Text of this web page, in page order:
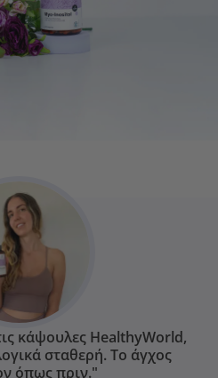
κάψουλες HealthyWorld,
σταθερή. Το άγχος
όπως πριν."